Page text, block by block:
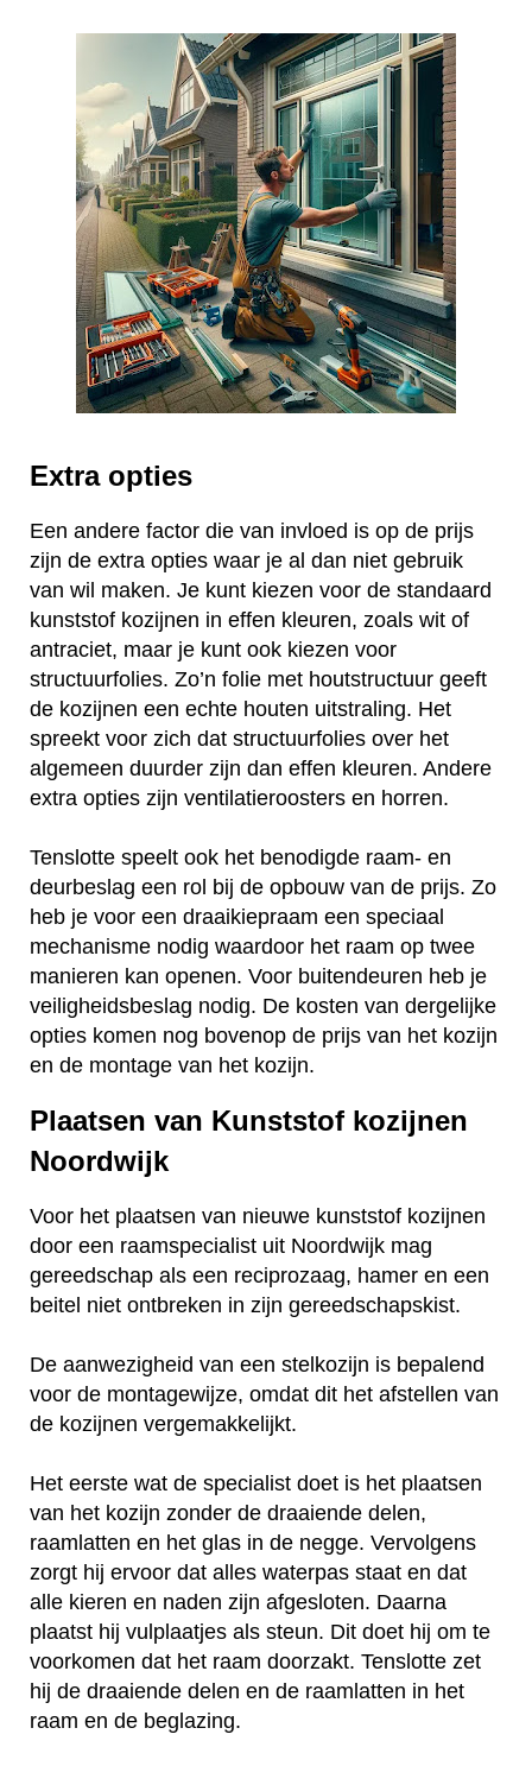
Extra opties
Een andere factor die van invloed is op de prijs
zijn de extra opties waar je al dan niet gebruik
van wil maken. Je kunt kiezen voor de standaard
kunststof kozijnen in effen kleuren, zoals wit of
antraciet, maar je kunt ook kiezen voor
structuurfolies. Zo’n folie met houtstructuur geeft
de kozijnen een echte houten uitstraling. Het
spreekt voor zich dat structuurfolies over het
algemeen duurder zijn dan effen kleuren. Andere
extra opties zijn ventilatieroosters en horren.
Tenslotte speelt ook het benodigde raam- en
deurbeslag een rol bij de opbouw van de prijs. Zo
heb je voor een draaikiepraam een speciaal
mechanisme nodig waardoor het raam op twee
manieren kan openen. Voor buitendeuren heb je
veiligheidsbeslag nodig. De kosten van dergelijke
opties komen nog bovenop de prijs van het kozijn
en de montage van het kozijn.
Plaatsen van Kunststof kozijnen
Noordwijk
Voor het plaatsen van nieuwe kunststof kozijnen
door een raamspecialist uit Noordwijk mag
gereedschap als een reciprozaag, hamer en een
beitel niet ontbreken in zijn gereedschapskist.
De aanwezigheid van een stelkozijn is bepalend
voor de montagewijze, omdat dit het afstellen van
de kozijnen vergemakkelijkt.
Het eerste wat de specialist doet is het plaatsen
van het kozijn zonder de draaiende delen,
raamlatten en het glas in de negge. Vervolgens
zorgt hij ervoor dat alles waterpas staat en dat
alle kieren en naden zijn afgesloten. Daarna
plaatst hij vulplaatjes als steun. Dit doet hij om te
voorkomen dat het raam doorzakt. Tenslotte zet
hij de draaiende delen en de raamlatten in het
raam en de beglazing.